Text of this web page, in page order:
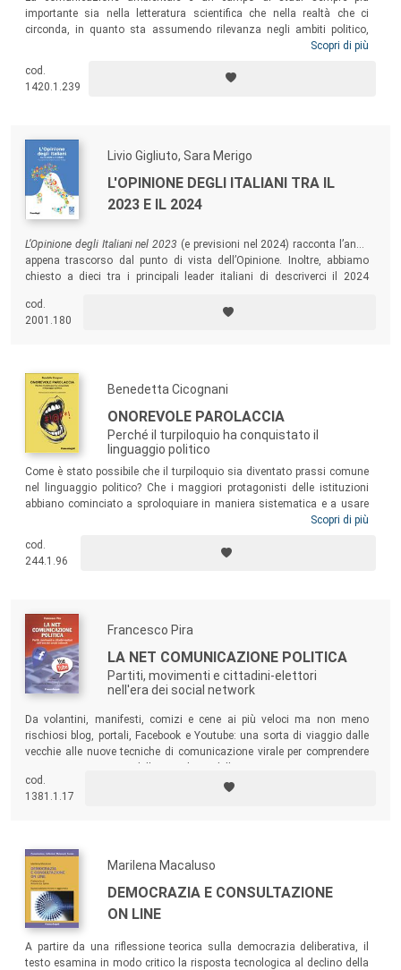
importante sia nella letteratura scientifica che nella realtà che ci
circonda, in quanto sta assumendo rilevanza negli ambiti politico,
aziendale, giornalistico, scientifico e persino in quello artistico. Il
pratica, dando un quadro chiaro delle teorie e della storia di questa
disciplina, che include ecologia, transizione energetica, cambiamento
Scopri di più
cod.
1420.1.239
Livio Gigliuto, Sara Merigo
L'OPINIONE DEGLI ITALIANI TRA IL
2023 E IL 2024
L’Opinione degli Italiani nel 2023 (e previsioni nel 2024) racconta l’anno
appena trascorso dal punto di vista dell’Opinione. Inoltre, abbiamo
chiesto a dieci tra i principali leader italiani di descriverci il 2024
dell’anno che stiamo vivendo, che ti invitiamo a cogliere come
ispirazione per essere anche tu un leader dell’Italia del 2024!
cod.
2001.180
Benedetta Cicognani
ONOREVOLE PAROLACCIA
Perché il turpiloquio ha conquistato il
linguaggio politico
Come è stato possibile che il turpiloquio sia diventato prassi comune
nel linguaggio politico? Che i maggiori protagonisti delle istituzioni
abbiano cominciato a sproloquiare in maniera sistematica e a usare
l’insulto a mo’ di clava contro gli avversari anziché ricorrere a perifrasi
dallo scandalo di Mani Pulite alla diffusione dei social media, il
volume esplora e indaga l’evoluzione della comunicazione ingiuriosa
Scopri di più
cod.
244.1.96
Francesco Pira
LA NET COMUNICAZIONE POLITICA
Partiti, movimenti e cittadini-elettori
nell'era dei social network
Da volantini, manifesti, comizi e cene ai più veloci ma non meno
rischiosi blog, portali, Facebook e Youtube: una sorta di viaggio dalle
vecchie alle nuove tecniche di comunicazione virale per comprendere
cod.
1381.1.17
Marilena Macaluso
DEMOCRAZIA E CONSULTAZIONE
ON LINE
A partire da una riflessione teorica sulla democrazia deliberativa, il
testo esamina in modo critico la risposta tecnologica al declino della